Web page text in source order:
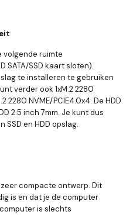
volgende ruimte
SATA/SSD kaart sloten).
te installeren te gebruiken
verder ook 1xM.2 2280
2280 NVME/PCIE4.0x4. De HDD
2.5 inch 7mm. Je kunt dus
en HDD opslag.
compacte ontwerp. Dit
is en dat je de computer
is slechts